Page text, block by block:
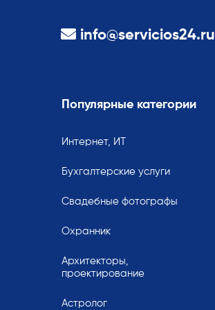
info@servicios24.ru
Популярные категории
Интернет, ИТ
Бухгалтерские услуги
Свадебные фотографы
Охранник
Архитекторы,
проектирование
Астролог